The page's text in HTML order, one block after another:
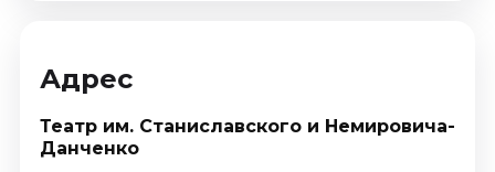
Адрес
Театр им. Станиславского и Немировича­-
Данченко